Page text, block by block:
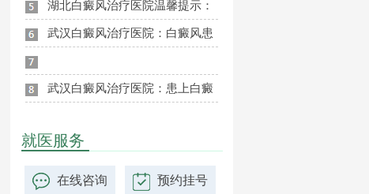
湖北白癜风治疗医院温馨提示：
武汉白癜风治疗医院：白癜风患
武汉白癜风治疗医院：患上白癜
就医服务
在线咨询 预约挂号